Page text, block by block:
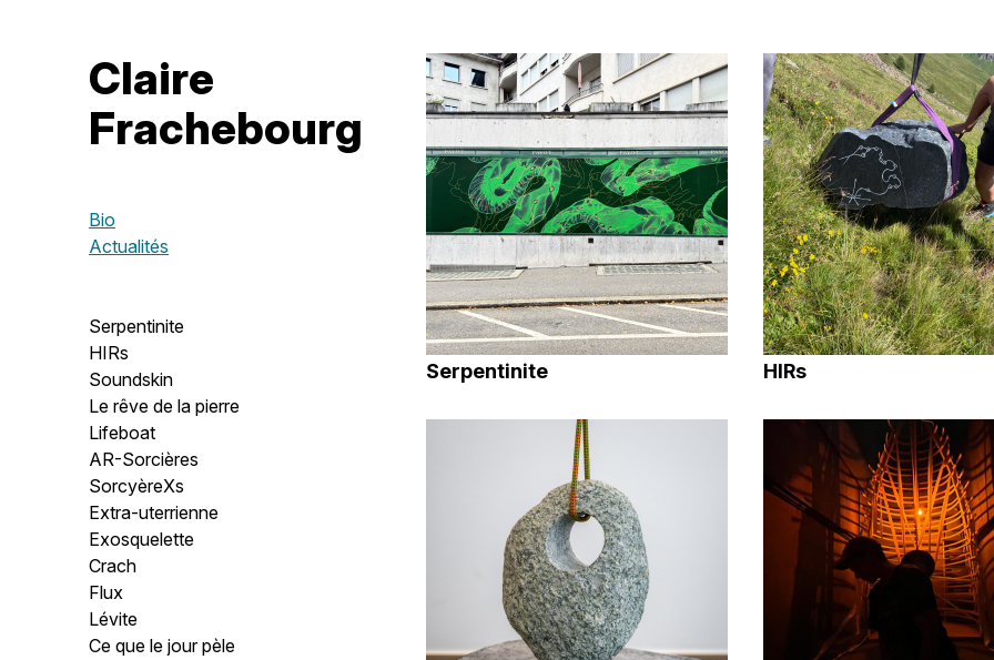
Claire
Frachebourg
Bio
Actualités
Serpentinite
HIRs
Soundskin
Le rêve de la pierre
Lifeboat
AR-Sorcières
SorcyèreXs
Extra-uterrienne
Exosquelette
Crach
Flux
Lévite
Ce que le jour pèle
Serpentinite HIRs